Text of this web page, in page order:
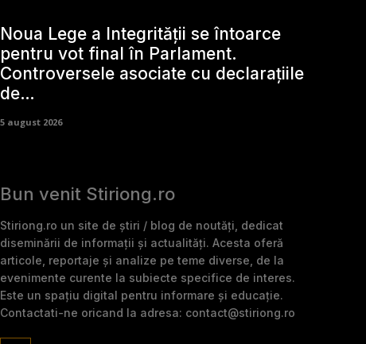
Noua Lege a Integrității se întoarce
pentru vot final în Parlament.
Controversele asociate cu declarațiile
de…
5 august 2026
Bun venit Stiriong.ro
Stiriong.ro un site de știri / blog de noutăți, dedicat
diseminării de informații și actualități. Acesta oferă
articole, reportaje și analize pe teme diverse, de la
evenimente curente la subiecte specifice de interes.
Este un spațiu digital pentru informare și educație.
Contactati-ne oricand la adresa: contact@stiriong.ro